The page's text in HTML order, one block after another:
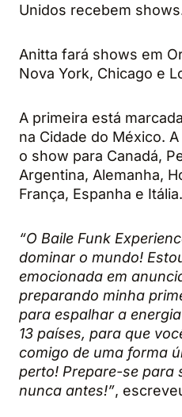
Unidos recebem
Anitta fará shows em
Nova York, Chicago e
A primeira está
na Cidade do México.
o show para Canadá,
Argentina, Alemanha,
França, Espanha e Itália.
“O Baile Funk
dominar o mundo!
emocionada em
preparando minha
para espalhar a
13 países, para que
comigo de uma forma
perto! Prepare-se para
nunca antes!”,